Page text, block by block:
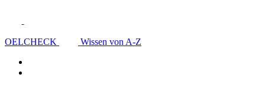
OELCHECK Wissen von A-Z